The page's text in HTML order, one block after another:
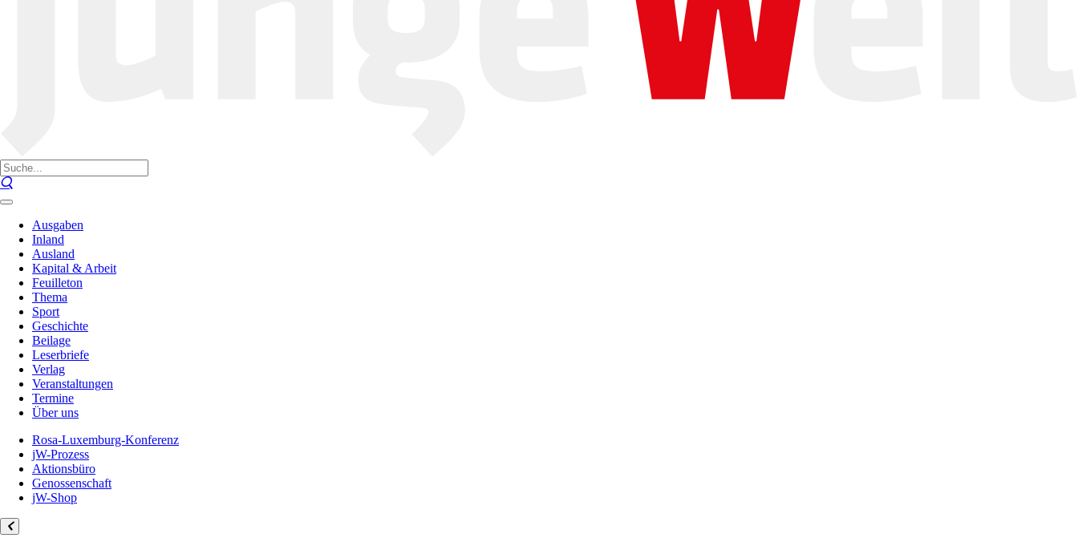
Ausgaben
Inland
Ausland
Kapital & Arbeit
Feuilleton
Thema
Sport
Geschichte
Beilage
Leserbriefe
Verlag
Veranstaltungen
Termine
Über uns
Rosa-Luxemburg-Konferenz
jW-Prozess
Aktionsbüro
Genossenschaft
jW-Shop